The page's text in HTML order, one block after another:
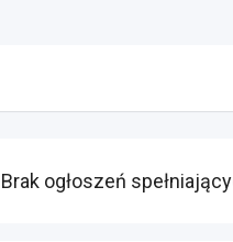
Brak ogłoszeń